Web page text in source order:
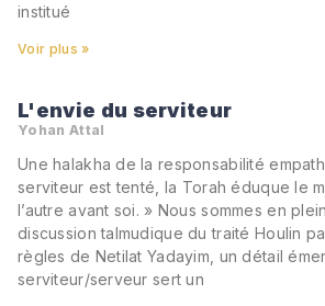
institué
Voir plus »
L'envie du serviteur
Yohan Attal
Une halakha de la responsabilité
serviteur est tenté, la Torah éduque le
l’autre avant soi. » Nous sommes en
discussion talmudique du traité Houlin
règles de Netilat Yadayim, un détail
serviteur/serveur sert un